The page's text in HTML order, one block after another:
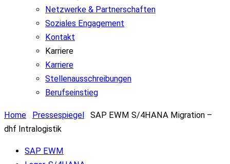
Netzwerke & Partnerschaften
Soziales Engagement
Kontakt
Karriere
Karriere
Stellenausschreibungen
Berufseinstieg
Home Pressespiegel
SAP EWM S/4HANA Migration –
dhf Intralogistik
SAP EWM